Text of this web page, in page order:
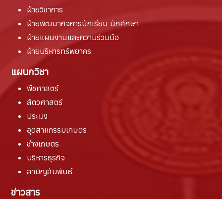
ฝ่ายวิชาการ
ฝ่ายพัฒนากิจการนักเรียน นักศึกษา
ฝ่ายแผนงานและความร่วมมือ
ฝ่ายบริหารทรัพยากร
แผนกวิชา
พืชศาสตร์
สัตวศาสตร์
ประมง
อุตสาหกรรมเกษตร
ช่างเกษตร
บริหารธุรกิจ
สามัญสัมพันธ์
ข่าวสาร